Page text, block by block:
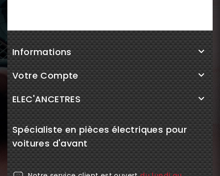
Informations 
Votre Compte 
ELEC'ANCETRES 
Spécialiste en pièces électriques pour
voitures d'avant